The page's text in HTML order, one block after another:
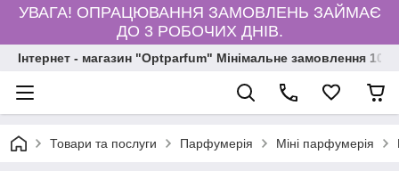
УВАГА! ОПРАЦЮВАННЯ ЗАМОВЛЕНЬ ЗАЙМАЄ
ДО 3 РОБОЧИХ ДНІВ.
Інтернет - магазин "Optparfum" Мінімальне замовлення
Товари та послуги Парфумерія Міні парфумерія